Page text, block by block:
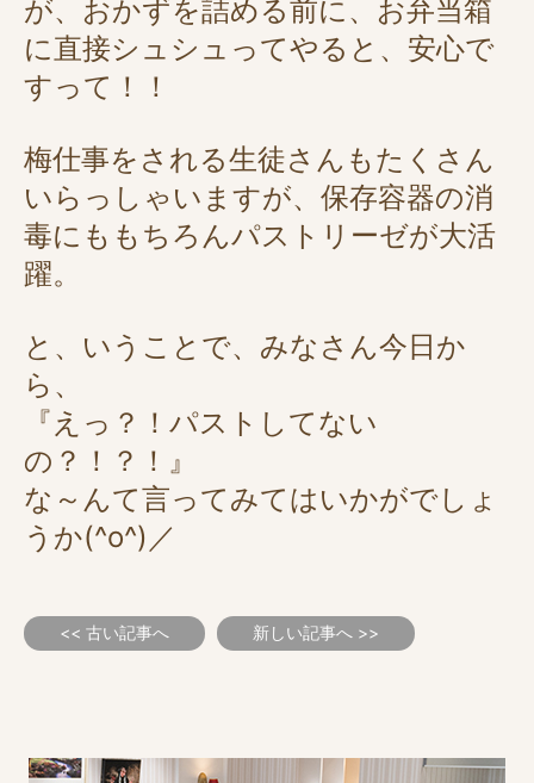
が、おかずを詰める前に、お弁当箱
に直接シュシュってやると、安心で
すって！！
梅仕事をされる生徒さんもたくさん
いらっしゃいますが、保存容器の消
毒にももちろんパストリーゼが大活
躍。
と、いうことで、みなさん今日か
ら、
『えっ？！パストしてない
の？！？！』
な～んて言ってみてはいかがでしょ
うか(^o^)／
<< 古い記事へ 新しい記事へ >>